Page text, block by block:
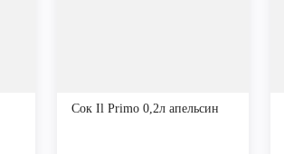
Сок Il Primo 0,2л апельсин